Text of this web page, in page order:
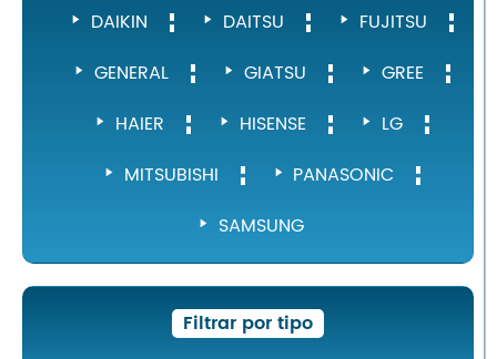
Contacto
DAIKIN
DAITSU
FUJITSU
GENERAL
GIATSU
GREE
HAIER
HISENSE
LG
MITSUBISHI
PANASONIC
SAMSUNG
Filtrar por tipo